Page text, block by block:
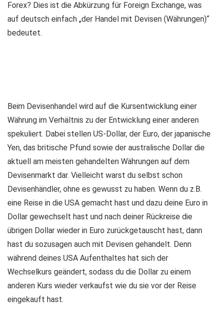
Forex? Dies ist die Abkürzung für Foreign Exchange, was
auf deutsch einfach „der Handel mit Devisen (Währungen)“
bedeutet.
Beim Devisenhandel wird auf die Kursentwicklung einer
Währung im Verhältnis zu der Entwicklung einer anderen
spekuliert. Dabei stellen US-Dollar, der Euro, der japanische
Yen, das britische Pfund sowie der australische Dollar die
aktuell am meisten gehandelten Währungen auf dem
Devisenmarkt dar. Vielleicht warst du selbst schon
Devisenhändler, ohne es gewusst zu haben. Wenn du z.B.
eine Reise in die USA gemacht hast und dazu deine Euro in
Dollar gewechselt hast und nach deiner Rückreise die
übrigen Dollar wieder in Euro zurückgetauscht hast, dann
hast du sozusagen auch mit Devisen gehandelt. Denn
während deines USA Aufenthaltes hat sich der
Wechselkurs geändert, sodass du die Dollar zu einem
anderen Kurs wieder verkaufst wie du sie vor der Reise
eingekauft hast.